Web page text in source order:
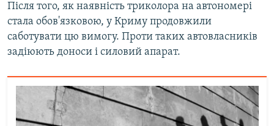
Після того, як наявність триколора на автономері
стала обов'язковою, у Криму продовжили
саботувати цю вимогу. Проти таких автовласників
задіюють доноси і силовий апарат.